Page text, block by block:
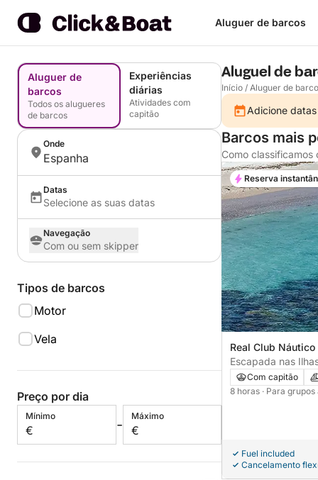
Aluguer de barcos
Aluguer de
barcos
Todos os alugueres
de barcos
Experiências
diárias
Atividades com
capitão
Onde
Espanha
Datas
Selecione as suas datas
Navegação
Com ou sem skipper
Tipos de barcos
Motor
Vela
Preço por dia
Mínimo
€ -
Máximo
€
Aluguel de
Início / Aluguer de
Adicione
Barcos mais
Como classificamos
Real Club
Spain
Escapada nas
barco particular
Com capitão
8 horas · Para grupos
Fuel included
Cancelamento
Reserva